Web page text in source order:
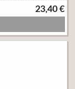
23,40 €